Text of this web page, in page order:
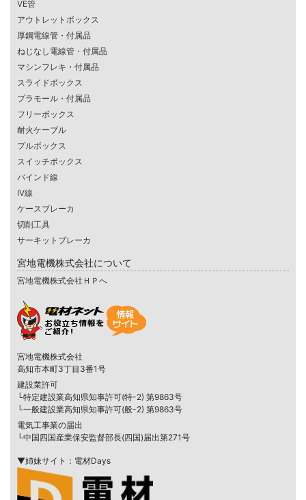
VE管
アウトレットボックス
厚鋼電線管・付属品
ねじなし電線管・付属品
マシンフレキ・付属品
スライドボックス
プラモール・付属品
フリーボックス
耐火ケーブル
プルボックス
スイッチボックス
バインド線
IV線
ケースブレーカ
切削工具
サーキットブレーカ
宮地電機株式会社について
宮地電機株式会社ＨＰへ
宮地電機株式会社
高知市本町3丁目3番1号
建設業許可
└特定建設業高知県知事許可(特-2) 第9863号
└一般建設業高知県知事許可(般-2) 第9863号
電気工事業の届出
└中国四国産業保安監督部長(四国)届出第271号
▼姉妹サイト：電材Days